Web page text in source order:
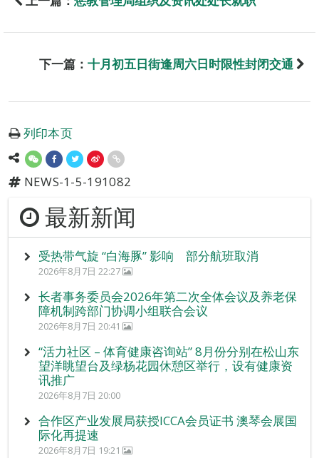
下一篇： 十月初五日街逢周六日时限性封闭交通
列印本页
NEWS-1-5-191082
最新新闻
受热带气旋 “白海豚” 影响 部分航班取消
2026年8月7日 22:27
长者事务委员会2026年第二次全体会议及养老保
障机制跨部门协调小组联合会议
2026年8月7日 20:41
“活力社区 – 体育健康咨询站” 8月份分别在松山东
望洋眺望台及绿杨花园休憩区举行，设有健康资
讯推广
2026年8月7日 20:00
合作区产业发展局获授ICCA会员证书 澳琴会展国
际化再提速
2026年8月7日 19:21